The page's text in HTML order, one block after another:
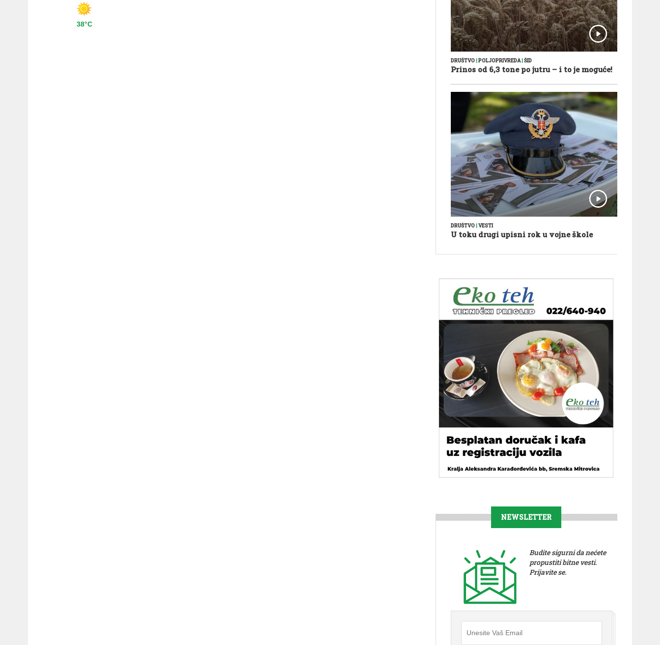
38°C
DRUŠTVO|POLJOPRIVREDA|ŠID
Prinos od 6,3 tone po jutru – i to je moguće!
DRUŠTVO VESTI
U toku drugi upisni rok u vojne škole
NEWSLETTER
Budite sigurni da nećete
propustiti bitne vesti.
Prijavite se.